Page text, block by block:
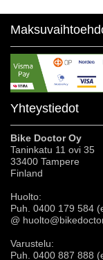
Yhteystiedot
Bike Doctor Oy
Taninkatu 11 ovi 35
33400 Tampere
Finland
Huolto:
Puh. 0400 179 584
@
Varustelu:
Puh. 0400 887 888